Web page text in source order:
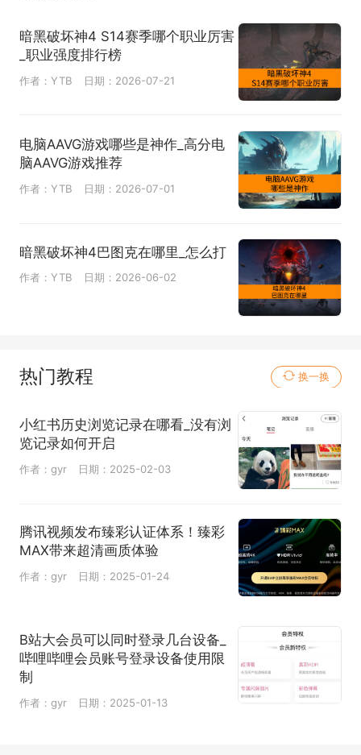
暗黑破坏神4 S14赛季哪个职业厉害
_职业强度排行榜
作者：YTB 日期：2026-07-21
电脑AAVG游戏哪些是神作_高分电
脑AAVG游戏推荐
作者：YTB 日期：2026-07-01
暗黑破坏神4巴图克在哪里_怎么打
作者：YTB 日期：2026-06-02
热门教程 换一换
小红书历史浏览记录在哪看_没有浏
览记录如何开启
作者：gyr 日期：2025-02-03
腾讯视频发布臻彩认证体系！臻彩
MAX带来超清画质体验
作者：gyr 日期：2025-01-24
B站大会员可以同时登录几台设备_
哔哩哔哩会员账号登录设备使用限
制
作者：gyr 日期：2025-01-13